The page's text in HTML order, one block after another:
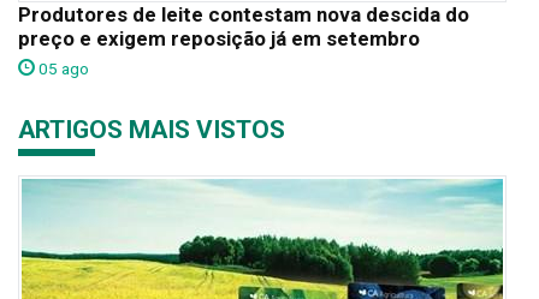
Produtores de leite contestam nova descida do
preço e exigem reposição já em setembro
05 ago
ARTIGOS MAIS VISTOS